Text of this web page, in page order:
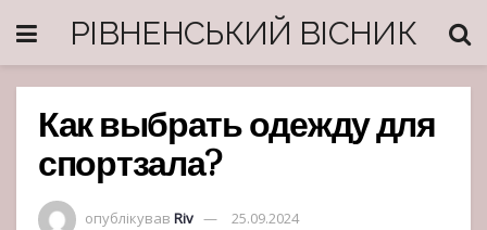
РІВНЕНСЬКИЙ ВІСНИК
Как выбрать одежду для
спортзала?
опублікував Riv 25.09.2024